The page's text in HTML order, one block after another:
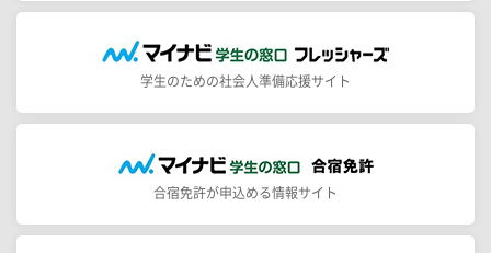
学生のための社会人準備応援サイト
合宿免許が申込める情報サイト